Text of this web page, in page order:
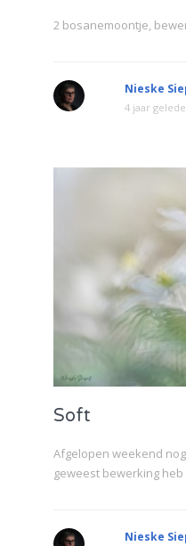
2 bosanemoontje,
Nieske
4 jaar
Soft
Afgelopen weekend
geweest bewerking heb
Nieske